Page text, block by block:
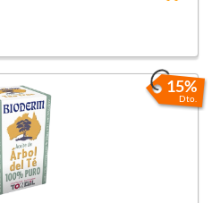
15%
Dto.